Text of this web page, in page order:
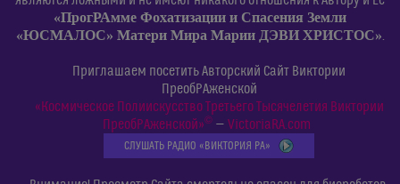
«ПрогРАмме Фохатизации и Спасения Земли
«ЮСМАЛОС» Матери Мира Марии ДЭВИ ХРИСТОС».
Приглашаем посетить Авторский Сайт Виктории
ПреобРАженской
«Космическое Полиискусство Третьего Тысячелетия Виктории
ПреобРАженской»©— VictoriaRA.com
СЛУШАТЬ РАДИО «ВИКТОРИЯ РА»